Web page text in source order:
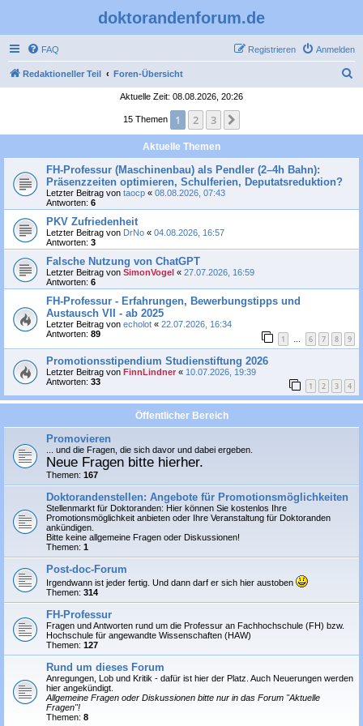
doktorandenforum.de
FAQ Anmelden
Registrieren
Redaktioneller Teil Foren-Übersicht
Aktuelle Zeit: 08.08.2026, 20:26
15 Themen 1 2 3
Aktuelle Themen
FH-Professur (Maschinenbau) als Pendler (2–4h Bahn):
Präsenzzeiten optimieren, Schulferien, Deputatsreduktion?
Letzter Beitrag von taocp « 08.08.2026, 07:43
Antworten: 6
PKV Zufriedenheit
Letzter Beitrag von DrNo « 04.08.2026, 16:57
Antworten: 3
Falsche Nutzung von ChatGPT
Letzter Beitrag von SimonVogel « 27.07.2026, 16:59
Antworten: 6
FH-Professur - Erfahrungen, Bewerbungstipps und
Austausch VII - ab 2025
Letzter Beitrag von echolot « 22.07.2026, 16:34
Antworten: 89 1 … 6 7 8 9
Promotionsstipendium Studienstiftung 2026
Letzter Beitrag von FinnLindner « 10.07.2026, 19:39
Antworten: 33 1 2 3 4
Öffentlicher Bereich
Promovieren
... und die Fragen, die sich davor und dabei ergeben.
Neue Fragen bitte hierher.
Themen: 167
Doktorandenstellen: Angebote für Promotionsmöglichkeiten
Stellenmarkt für Doktoranden: Hier können Sie kostenlos Ihre
Promotionsmöglichkeit anbieten oder Ihre Veranstaltung für Doktoranden
ankündigen.
Bitte keine allgemeine Fragen oder Diskussionen!
Themen: 1
Post-doc-Forum
Irgendwann ist jeder fertig. Und dann darf er sich hier austoben
Themen: 314
FH-Professur
Fragen und Antworten rund um die Professur an Fachhochschule (FH) bzw.
Hochschule für angewandte Wissenschaften (HAW)
Themen: 127
Rund um dieses Forum
Anregungen, Lob und Kritik - dafür ist hier der Platz. Auch Neuerungen werden
hier angekündigt.
Allgemeine Fragen oder Diskussionen bitte nur in das Forum "Aktuelle
Fragen"!
Themen: 8